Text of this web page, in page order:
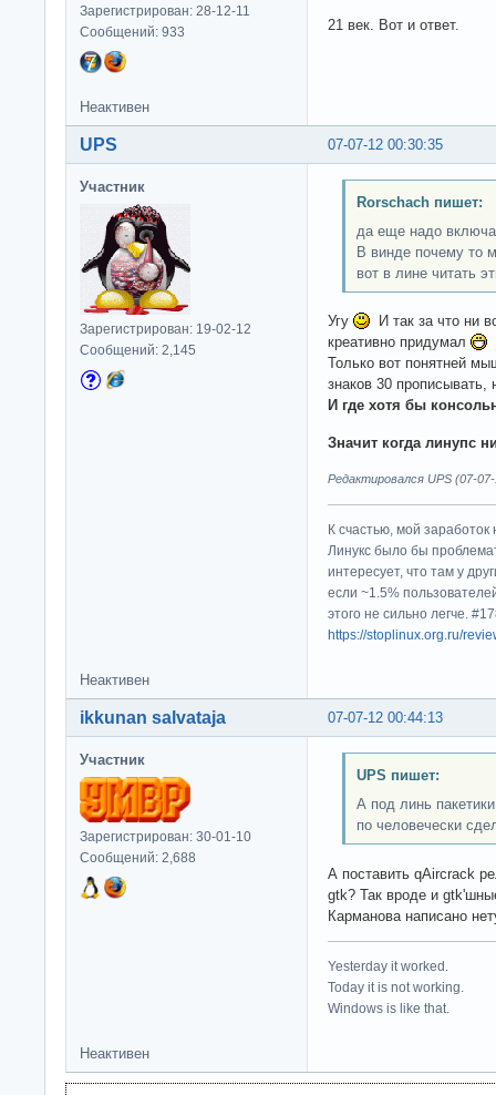
Зарегистрирован: 28-12-11
Сообщений: 933
21 век. Вот и ответ.
Неактивен
07-07-12 00:30:35
UPS
Участник
Зарегистрирован: 19-02-12
Сообщений: 2,145
Rorschach пишет:
да еще надо
В винде почему то
вот в лине читать
Угу
И так за что ни
креативно придумал
Только вот понятней
знаков 30 прописывать,
И где хотя бы
Значит когда линупс
Редактировался UPS (07-
К счастью, мой
Линукс было бы
интересует, что там у
если ~1.5%
этого не сильно легче.
https://stoplinux.org.ru/
Неактивен
07-07-12 00:44:13
ikkunan salvataja
Участник
Зарегистрирован: 30-01-10
Сообщений: 2,688
UPS пишет:
А под линь
по человечески
А поставить qAircrack
gtk? Так вроде и
Карманова написано
Yesterday it worked.
Today it is not working.
Windows is like that.
Неактивен